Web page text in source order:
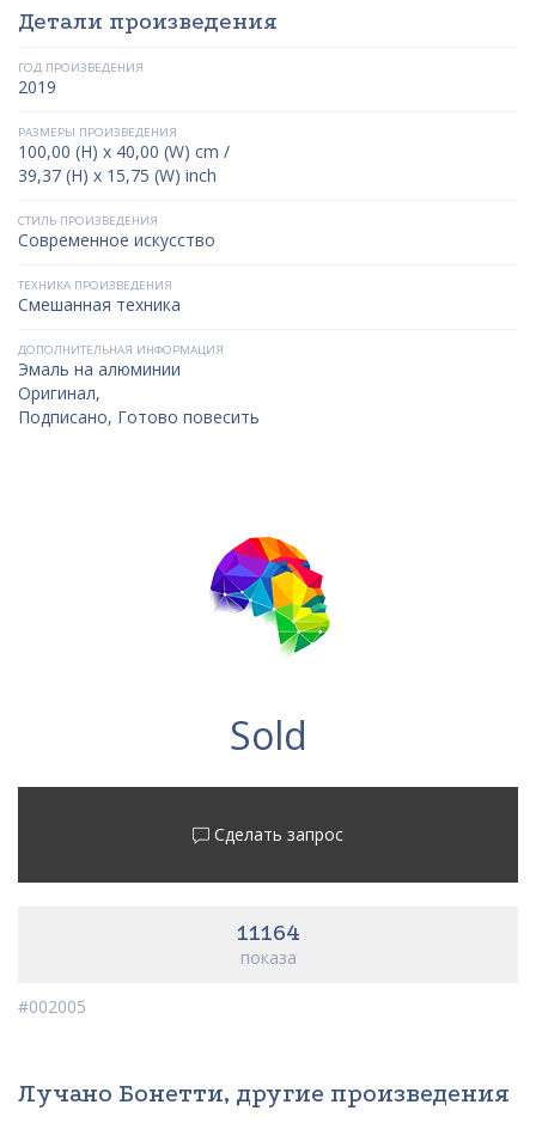
Детали произведения
ГОД ПРОИЗВЕДЕНИЯ
2019
РАЗМЕРЫ ПРОИЗВЕДЕНИЯ
100,00 (H) x 40,00 (W) cm /
39,37 (H) x 15,75 (W) inch
СТИЛЬ ПРОИЗВЕДЕНИЯ
Современное искусство
ТЕХНИКА ПРОИЗВЕДЕНИЯ
Смешанная техника
ДОПОЛНИТЕЛЬНАЯ ИНФОРМАЦИЯ
Эмаль на алюминии
Оригинал,
Подписано, Готово повесить
Sold
Сделать запрос
11164
показа
#002005
Лучано Бонетти, другие произведения